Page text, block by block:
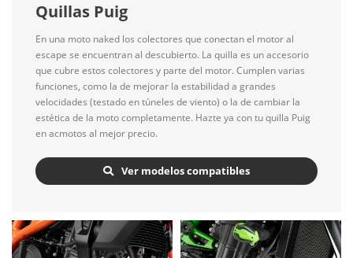
Quillas Puig
En una moto naked los colectores que conectan el motor al
escape se encuentran al descubierto. La quilla es un accesorio
que cubre estos colectores y parte del motor. Cumplen varias
funciones, como la de mejorar la estabilidad a grandes
velocidades (testado en túneles de viento) o la de cambiar la
estética de la moto completamente. Hazte ya con tu quilla Puig
en acmotos al mejor precio.
Ver modelos compatibles